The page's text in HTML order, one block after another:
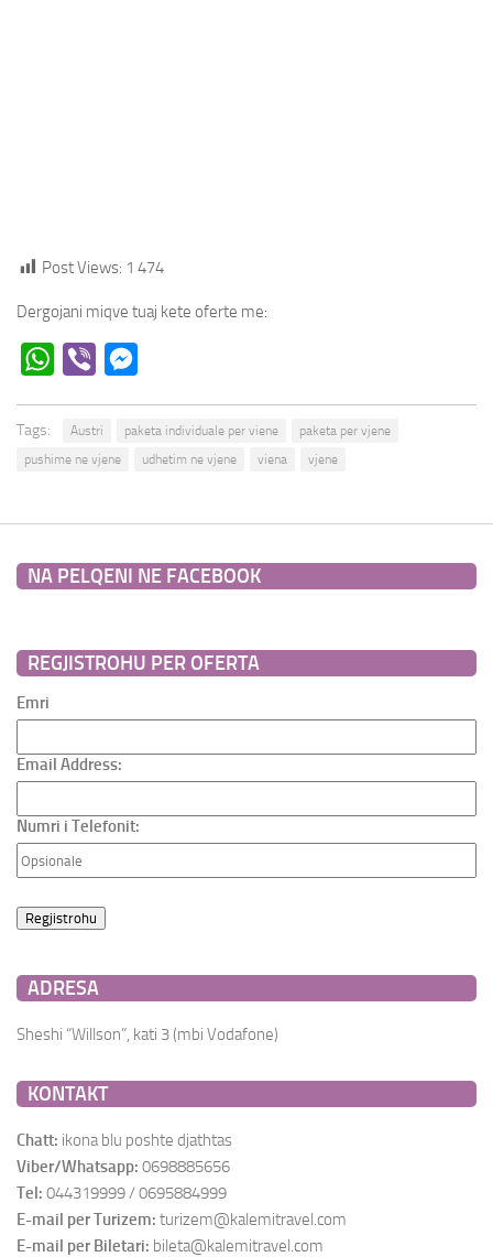
Post Views: 1 474
Dergojani miqve tuaj kete oferte me:
WhatsApp
Viber
Tags: Austri paketa individuale per viene
paketa per vjene
pushime ne vjene
udhetim ne vjene viena vjene
NA PELQENI NE FACEBOOK
REGJISTROHU PER OFERTA
Emri
Email Address:
Numri i Telefonit:
ADRESA
Sheshi “Willson”, kati 3 (mbi Vodafone)
KONTAKT
Chatt: ikona blu poshte djathtas
Viber/Whatsapp: 0698885656
Tel: 044319999 / 0695884999
E-mail per Turizem: turizem@kalemitravel.com
E-mail per Biletari: bileta@kalemitravel.com